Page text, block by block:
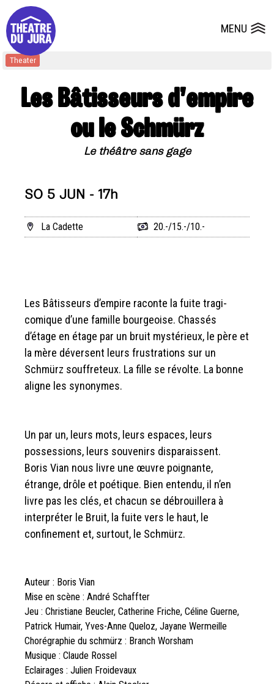
MENU
Presse Dépôts de dossiers
Theater
Les Bâtisseurs d’empire
ou le Schmürz
Le théâtre sans gage
Les Bâtisseurs d’empire raconte la fuite tragi-
comique d’une famille bourgeoise. Chassés
d’étage en étage par un bruit mystérieux, le père et
la mère déversent leurs frustrations sur un
Schmürz souffreteux. La fille se révolte. La bonne
aligne les synonymes.
Un par un, leurs mots, leurs espaces, leurs
possessions, leurs souvenirs disparaissent.
Boris Vian nous livre une œuvre poignante,
étrange, drôle et poétique. Bien entendu, il n’en
livre pas les clés, et chacun se débrouillera à
interpréter le Bruit, la fuite vers le haut, le
confinement et, surtout, le Schmürz.
Auteur : Boris Vian
Mise en scène : André Schaffter
Jeu : Christiane Beucler, Catherine Friche, Céline Guerne,
Patrick Humair, Yves-Anne Queloz, Jayane Wermeille
Chorégraphie du schmürz : Branch Worsham
Musique : Claude Rossel
Eclairages : Julien Froidevaux
SO 5 JUN - 17h
La Cadette 20.-/15.-/10.-